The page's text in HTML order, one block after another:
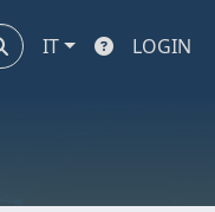
IT LOGIN